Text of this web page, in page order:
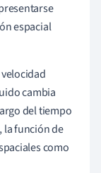
espacial
cambia
del tiempo
la función de
como